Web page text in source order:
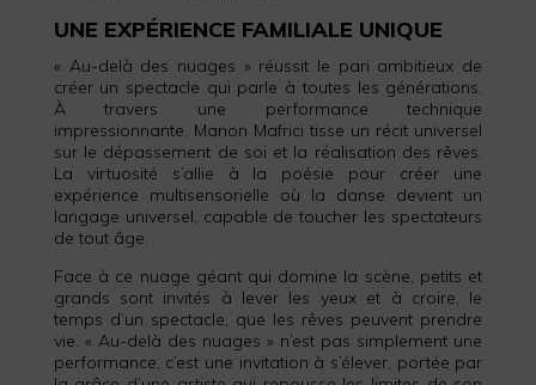
UNE EXPÉRIENCE FAMILIALE UNIQUE
« Au-delà des nuages » réussit le pari ambitieux de
créer un spectacle qui parle à toutes les générations.
À travers une performance technique
impressionnante, Manon Mafrici tisse un récit universel
sur le dépassement de soi et la réalisation des rêves.
La virtuosité s’allie à la poésie pour créer une
expérience multisensorielle où la danse devient un
langage universel, capable de toucher les spectateurs
de tout âge.
Face à ce nuage géant qui domine la scène, petits et
grands sont invités à lever les yeux et à croire, le
temps d’un spectacle, que les rêves peuvent prendre
vie. « Au-delà des nuages » n’est pas simplement une
performance, c’est une invitation à s’élever, portée par